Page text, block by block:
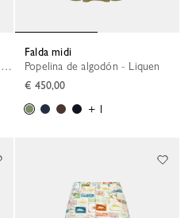
Falda midi
Popelina de algodón - Liquen
€ 450,00
+ 1